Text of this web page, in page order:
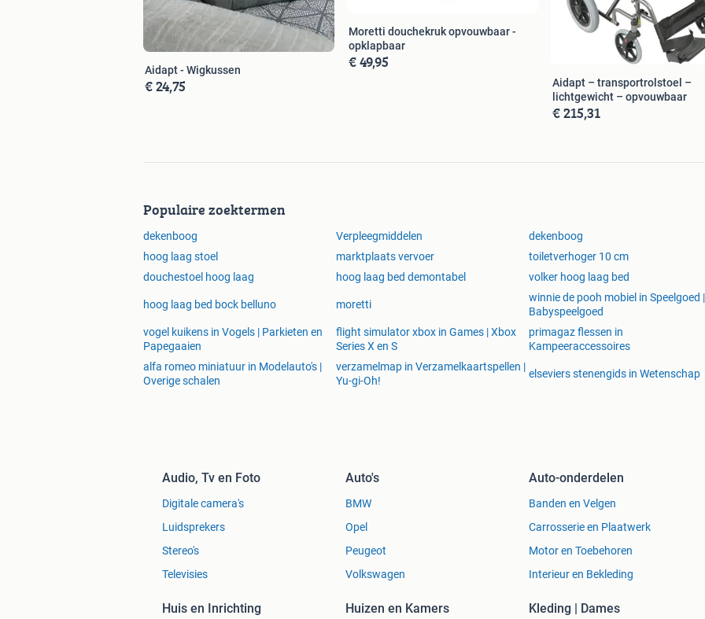
Aidapt - Wigkussen
€ 24,75
Moretti douchekruk opvouwbaar -
opklapbaar
€ 49,95
Aidapt – transportrolstoel –
lichtgewicht – opvouwbaar
€ 215,31
Populaire zoektermen
dekenboog Verpleegmiddelen dekenboog
hoog laag stoel
marktplaats vervoer toiletverhoger 10 cm
douchestoel hoog laag
hoog laag bed demontabel volker hoog laag bed
hoog laag bed bock belluno moretti
winnie de pooh mobiel in Speelgoed |
Babyspeelgoed
vogel kuikens in Vogels | Parkieten en
Papegaaien
flight simulator xbox in Games | Xbox
Series X en S
primagaz flessen in
Kampeeraccessoires
alfa romeo miniatuur in Modelauto's |
Overige schalen
verzamelmap in Verzamelkaartspellen |
Yu-gi-Oh!
elseviers stenengids in Wetenschap
Audio, Tv en Foto
Digitale camera's
Luidsprekers
Stereo's
Televisies
Auto's
BMW
Opel
Peugeot
Volkswagen
Auto-onderdelen
Banden en Velgen
Carrosserie en Plaatwerk
Motor en Toebehoren
Interieur en Bekleding
Huis en Inrichting Huizen en Kamers Kleding | Dames